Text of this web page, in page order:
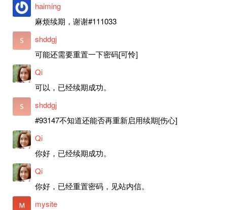
haiming
麻烦续期，谢谢#111033
shddgj
可能还需要重置一下密码[可怜]
Qi
可以，已经续期成功。
shddgj
#93147不知道还能否再重新启用续期[伤心]
Qi
你好，已经续期成功。
Qi
你好，已经重置密码，见站内信。
mysite